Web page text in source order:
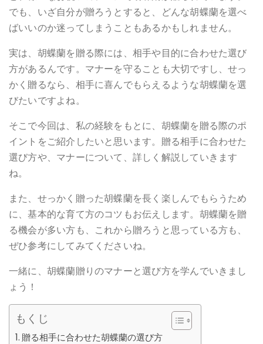
でも、いざ自分が贈ろうとすると、どんな胡蝶蘭を選べ
ばいいのか迷ってしまうこともあるかもしれません。
実は、胡蝶蘭を贈る際には、相手や目的に合わせた選び
方があるんです。マナーを守ることも大切ですし、せっ
かく贈るなら、相手に喜んでもらえるような胡蝶蘭を選
びたいですよね。
そこで今回は、私の経験をもとに、胡蝶蘭を贈る際のポ
イントをご紹介したいと思います。贈る相手に合わせた
選び方や、マナーについて、詳しく解説していきます
ね。
また、せっかく贈った胡蝶蘭を長く楽しんでもらうため
に、基本的な育て方のコツもお伝えします。胡蝶蘭を贈
る機会が多い方も、これから贈ろうと思っている方も、
ぜひ参考にしてみてくださいね。
一緒に、胡蝶蘭贈りのマナーと選び方を学んでいきまし
ょう！
もくじ
贈る相手に合わせた胡蝶蘭の選び方